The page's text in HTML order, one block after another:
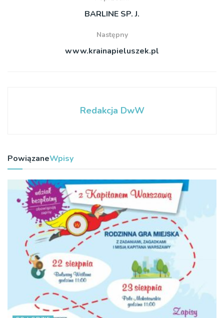
BARLINE SP. J.
Następny
www.krainapieluszek.pl
Redakcja DwW
PowiązaneWpisy